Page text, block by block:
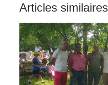
Articles similaires